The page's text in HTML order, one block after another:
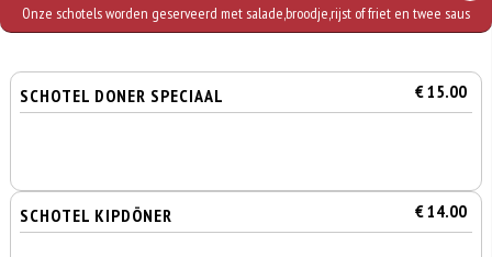
Onze schotels worden geserveerd met salade,broodje,rijst of friet en twee saus
SCHOTEL DONER SPECIAAL € 15.00
SCHOTEL KIPDÖNER € 14.00